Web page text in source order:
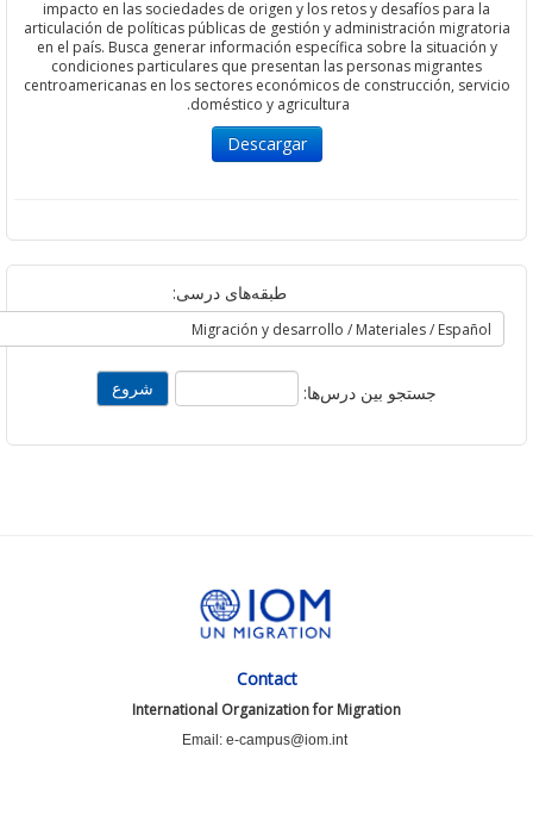
impacto en las sociedades de origen y los retos y desafíos
articulación de políticas públicas de gestión y administración
en el país. Busca generar información específica sobre la
condiciones particulares que presentan las personas
centroamericanas en los sectores económicos de construcción,
doméstico y agricultura.
Descargar
طبقه‌های درسی:
جستجو بین درس‌ها:
Contact
International Organization for Migration
Email: e-campus@iom.int